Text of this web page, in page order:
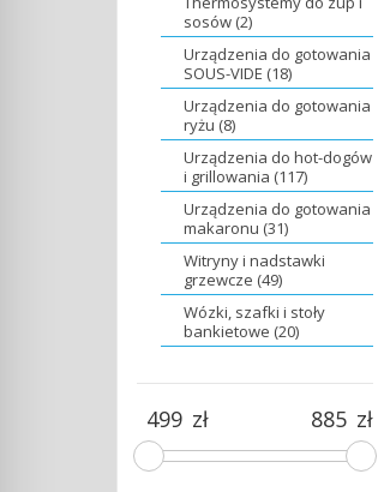
sosów (2)
Urządzenia do gotowania
SOUS-VIDE (18)
Urządzenia do gotowania
ryżu (8)
Urządzenia do hot-dogów
i grillowania (117)
Urządzenia do gotowania
makaronu (31)
Witryny i nadstawki
grzewcze (49)
Wózki, szafki i stoły
bankietowe (20)
zł zł